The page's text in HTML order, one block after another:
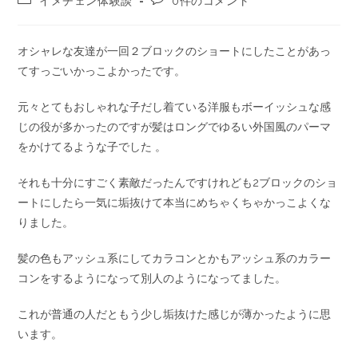
オシャレな友達が一回２ブロックのショートにしたことがあっ
てすっごいかっこよかったです。
元々とてもおしゃれな子だし着ている洋服もボーイッシュな感
じの役が多かったのですが髪はロングでゆるい外国風のパーマ
をかけてるような子でした 。
それも十分にすごく素敵だったんですけれども2ブロックのショ
ートにしたら一気に垢抜けて本当にめちゃくちゃかっこよくな
りました。
髪の色もアッシュ系にしてカラコンとかもアッシュ系のカラー
コンをするようになって別人のようになってました。
これが普通の人だともう少し垢抜けた感じが薄かったように思
います。